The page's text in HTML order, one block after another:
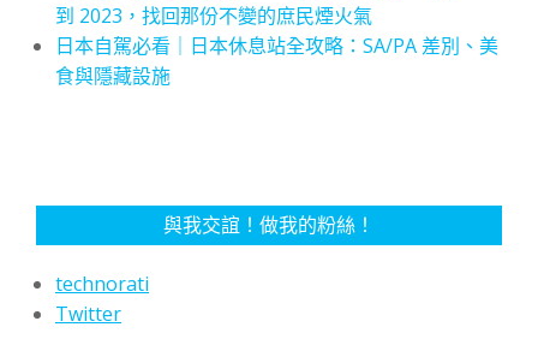
到 2023，找回那份不變的庶民煙火氣
日本自駕必看｜日本休息站全攻略：SA/PA 差別、美
食與隱藏設施
與我交誼！做我的粉絲！
technorati
Twitter